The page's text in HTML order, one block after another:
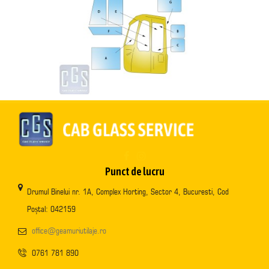
Punct de lucru
Drumul Binelui nr. 1A, Complex Horting, Sector 4, Bucuresti, Cod
Poștal: 042159
office@geamuriutilaje.ro
0761 781 890